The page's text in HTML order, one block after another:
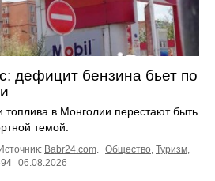
дефицит бензина бьет по
в Монголии перестают быть
темой.
Babr24.com. Общество, Туризм,
06.08.2026